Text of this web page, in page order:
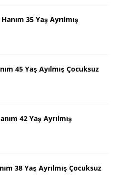
35 Yaş Ayrılmış
45 Yaş Ayılmış Çocuksuz
42 Yaş Ayrılmış
38 Yaş Ayrılmış Çocuksuz